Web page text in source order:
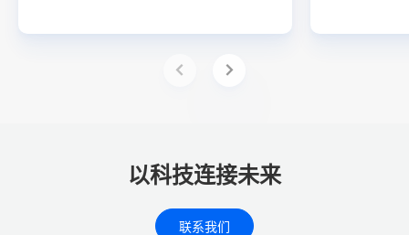
以科技连接未来
联系我们